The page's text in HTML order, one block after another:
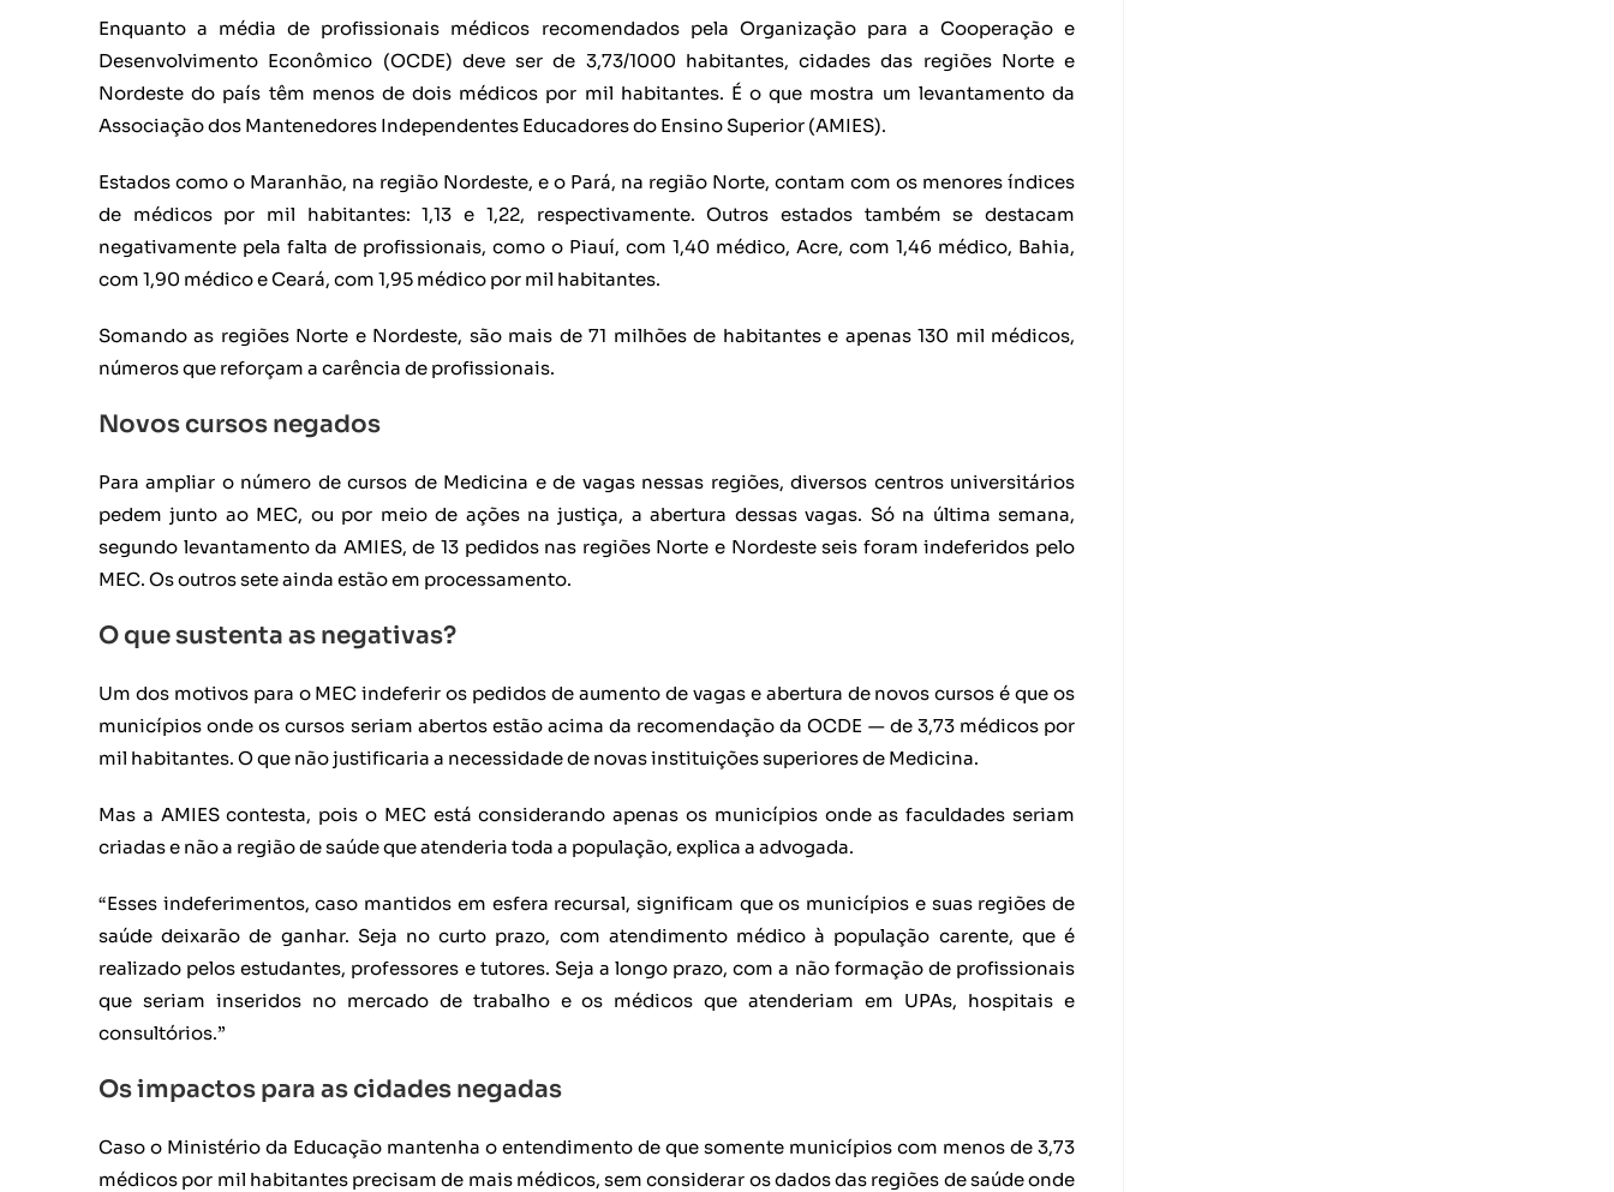
Enquanto a média de profissionais médicos recomendados pela Organização para a Cooperação e
Desenvolvimento Econômico (OCDE) deve ser de 3,73/1000 habitantes, cidades das regiões Norte e
Nordeste do país têm menos de dois médicos por mil habitantes. É o que mostra um levantamento da
Associação dos Mantenedores Independentes Educadores do Ensino Superior (AMIES).
Estados como o Maranhão, na região Nordeste, e o Pará, na região Norte, contam com os menores índices
de médicos por mil habitantes: 1,13 e 1,22, respectivamente. Outros estados também se destacam
negativamente pela falta de profissionais, como o Piauí, com 1,40 médico, Acre, com 1,46 médico, Bahia,
com 1,90 médico e Ceará, com 1,95 médico por mil habitantes.
Somando as regiões Norte e Nordeste, são mais de 71 milhões de habitantes e apenas 130 mil médicos,
números que reforçam a carência de profissionais.
Novos cursos negados
Para ampliar o número de cursos de Medicina e de vagas nessas regiões, diversos centros universitários
pedem junto ao MEC, ou por meio de ações na justiça, a abertura dessas vagas. Só na última semana,
segundo levantamento da AMIES, de 13 pedidos nas regiões Norte e Nordeste seis foram indeferidos pelo
MEC. Os outros sete ainda estão em processamento.
O que sustenta as negativas?
Um dos motivos para o MEC indeferir os pedidos de aumento de vagas e abertura de novos cursos é que os
municípios onde os cursos seriam abertos estão acima da recomendação da OCDE — de 3,73 médicos por
mil habitantes. O que não justificaria a necessidade de novas instituições superiores de Medicina.
Mas a AMIES contesta, pois o MEC está considerando apenas os municípios onde as faculdades seriam
criadas e não a região de saúde que atenderia toda a população, explica a advogada.
“Esses indeferimentos, caso mantidos em esfera recursal, significam que os municípios e suas regiões de
saúde deixarão de ganhar. Seja no curto prazo, com atendimento médico à população carente, que é
realizado pelos estudantes, professores e tutores. Seja a longo prazo, com a não formação de profissionais
que seriam inseridos no mercado de trabalho e os médicos que atenderiam em UPAs, hospitais e
consultórios.”
Os impactos para as cidades negadas
​Caso o Ministério da Educação mantenha o entendimento de que somente municípios com menos de 3,73
médicos por mil habitantes precisam de mais médicos, sem considerar os dados das regiões de saúde onde